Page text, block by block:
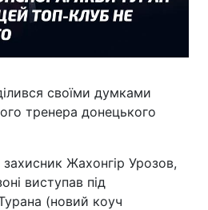
своїми думками
тренера донецького
Жахонгір Урозов,
виступав під
(новий коуч